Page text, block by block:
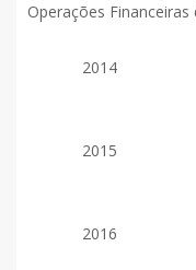
Operações
2014
2015
2016